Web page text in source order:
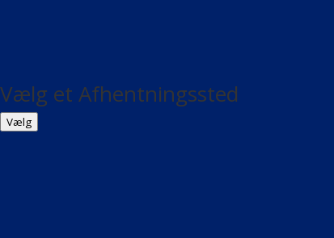
Vælg et Afhentningssted
Vælg